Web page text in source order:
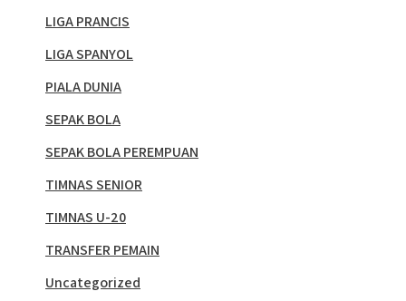
LIGA PRANCIS
LIGA SPANYOL
PIALA DUNIA
SEPAK BOLA
SEPAK BOLA PEREMPUAN
TIMNAS SENIOR
TIMNAS U-20
TRANSFER PEMAIN
Uncategorized